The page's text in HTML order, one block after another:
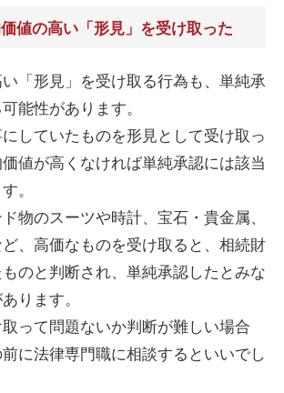
価値の高い「形見」を受け取った
「形見」を受け取る行為も、単純承
能性があります。
していたものを形見として受け取っ
値が高くなければ単純承認には該当
。
物のスーツや時計、宝石・貴金属、
、高価なものを受け取ると、相続財
のと判断され、単純承認したとみな
ります。
って問題ないか判断が難しい場合
に法律専門職に相談するといいでし